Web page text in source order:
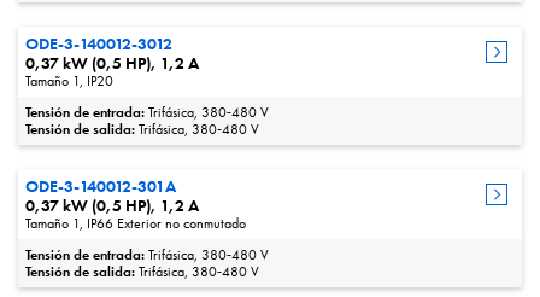
ODE-3-140012-3012
0,37 kW (0,5 HP), 1,2 A
Tamaño 1, IP20
Tensión de entrada:Trifásica, 380‑480 V
Tensión de salida:Trifásica, 380‑480 V
ODE-3-140012-301A
0,37 kW (0,5 HP), 1,2 A
Tamaño 1, IP66 Exterior no conmutado
Tensión de entrada:Trifásica, 380‑480 V
Tensión de salida:Trifásica, 380‑480 V